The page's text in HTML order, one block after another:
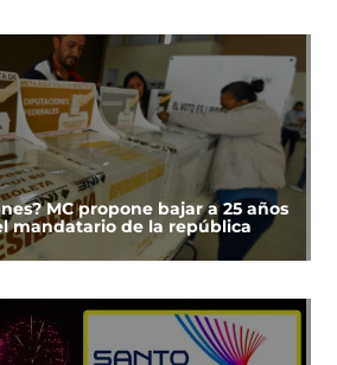
MC propone bajar a 25 años
mandatario de la república